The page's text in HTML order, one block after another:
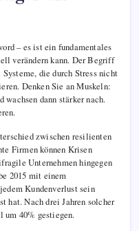
– es ist ein fundamentales
verändern kann. Der Begriff
die durch Stress nicht
Denken Sie an Muskeln:
wachsen dann stärker nach.
zwischen resilienten
Firmen können Krisen
Unternehmen hingegen
2015 mit einem
Kundenverlust sein
hat. Nach drei Jahren solcher
40% gestiegen.